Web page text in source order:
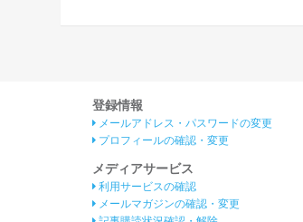
登録情報
メールアドレス・パスワードの変更
プロフィールの確認・変更
メディアサービス
利用サービスの確認
メールマガジンの確認・変更